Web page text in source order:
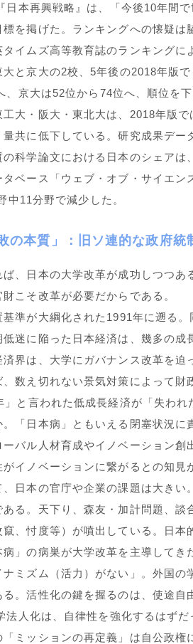
日本再興戦略』は、「今後10年間
を掲げた。ランキングへの懐疑は
イムズ高等教育誌のランキングに
と京大の2校、5年後の2018年版
、京大は52位から74位へ、順位を
大・阪大・東北大は、2018年版で
共に低下している。研究成果デー
の科学論文における日本のシェア
タベース「ウェブ・オブ・サイエ
中11分野で減少した。
の本質」：旧ソ連的な政府統
、日本の大学改革が成功しつつあ
こそ改革が必要だからである。
準が大綱化された1991年に遡る
迷に陥った日本経済は、幾多の成
界は、大学にガバナンス改革を迫
数え切れない景気対策によって財
」と言われた低成長経済が「失われ
「日本病」ともいえる閉塞状況に
バル人材育成やイノベーション創
イノベーションに繋がるとの知見
日本の官庁や企業の課題は大き
ある。天下り、森友・加計問題、
、忖度等）が噴出している。日本
」の病巣が大学改革を主導してき
ナミズム（活力）がない」。外国
。活性化の鍵を握るのは、使途自
法人化は、自律性を強化するはず
ミッションの再定義」は自公政権